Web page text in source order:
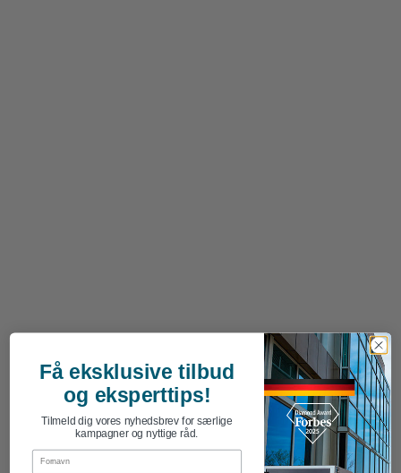
Få eksklusive tilbud
og eksperttips!
Tilmeld dig vores nyhedsbrev for særlige
kampagner og nyttige råd.
First Name